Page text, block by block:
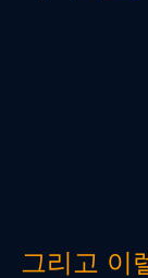
그리고 이